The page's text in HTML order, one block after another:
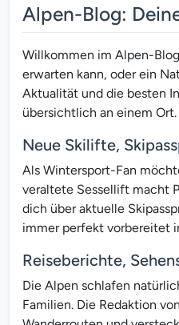
Alpen-Blog:
Willkommen im Alpen-
erwarten kann, oder ein
Aktualität und die besten
übersichtlich an einem Ort.
Neue Skilifte,
Als Wintersport-Fan
veraltete Sessellift macht
dich über aktuelle
immer perfekt vorbereitet
Reiseberichte,
Die Alpen schlafen
Familien. Die Redaktion